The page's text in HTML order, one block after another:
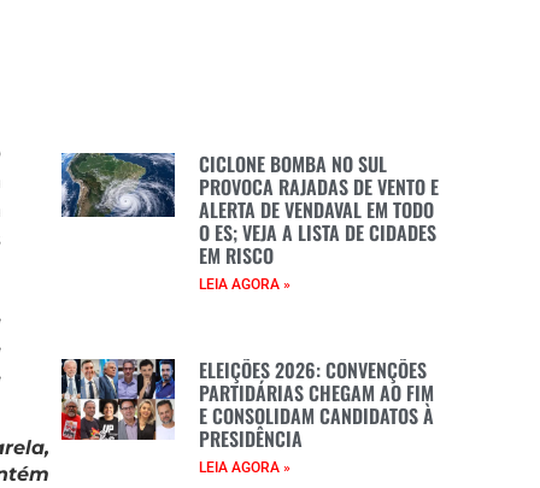
CICLONE BOMBA NO SUL
PROVOCA RAJADAS DE VENTO E
ALERTA DE VENDAVAL EM TODO
O ES; VEJA A LISTA DE CIDADES
EM RISCO
LEIA AGORA »
ELEIÇÕES 2026: CONVENÇÕES
PARTIDÁRIAS CHEGAM AO FIM
E CONSOLIDAM CANDIDATOS À
PRESIDÊNCIA
LEIA AGORA »